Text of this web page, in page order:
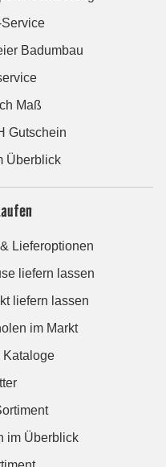
Badumbau
Maß
Gutschein
Überblick
Lieferoptionen
liefern lassen
liefern lassen
im Markt
Kataloge
im Überblick